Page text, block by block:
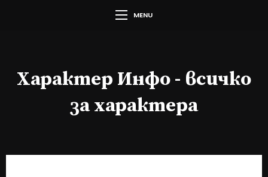
MENU
Характер Инфо - всичко
за характера